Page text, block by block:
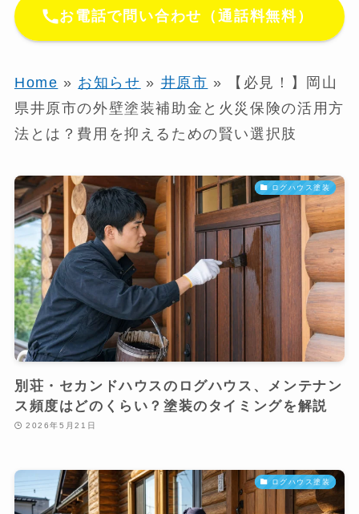
お電話で問い合わせ（通話料無料）
Home » お知らせ » 井原市 » 【必見！】岡山
県井原市の外壁塗装補助金と火災保険の活用方
法とは？費用を抑えるための賢い選択肢
ログハウス塗装
別荘・セカンドハウスのログハウス、メンテナン
ス頻度はどのくらい？塗装のタイミングを解説
2026年5月21日
ログハウス塗装